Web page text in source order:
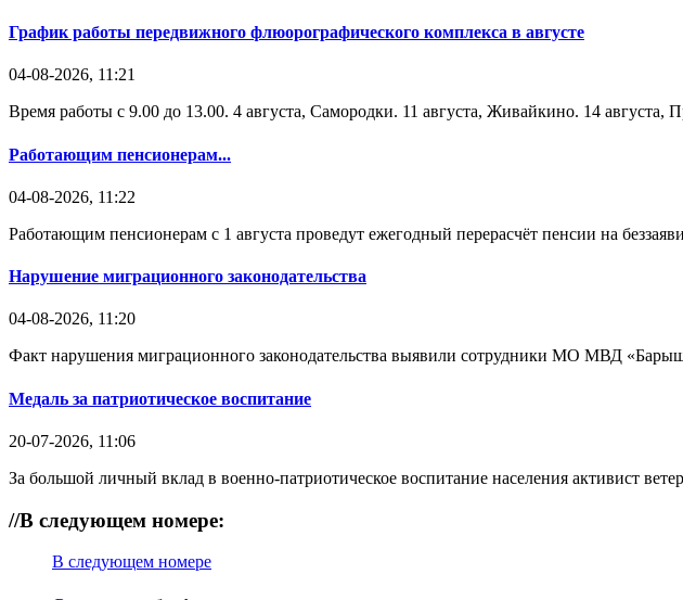
График работы передвижного флюорографического комплекса в августе
04-08-2026, 11:21
Время работы с 9.00 до 13.00. 4 августа, Самородки. 11 августа, Живайкино. 14
Работающим пенсионерам...
04-08-2026, 11:22
Работающим пенсионерам с 1 августа проведут ежегодный перерасчёт пенсии на
Нарушение миграционного законодательства
04-08-2026, 11:20
Факт нарушения миграционного законодательства выявили сотрудники МО МВД
Медаль за патриотическое воспитание
20-07-2026, 11:06
За большой личный вклад в военно-патриотическое воспитание населения активист
//В следующем номере:
В следующем номере